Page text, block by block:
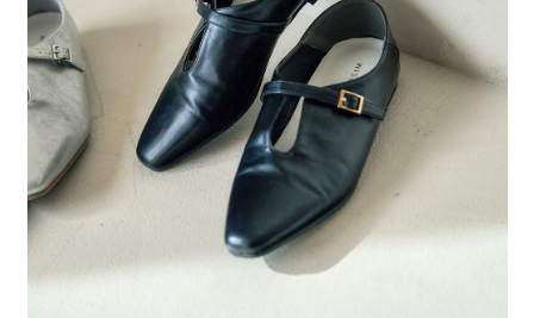
2.基於同意付款使用「大哥付你分期」之契約關係目的，商店將以您的個人
資料（包含姓名、電話或地址）提供予台灣大哥大進項蒐集、處理及利用，
由本公司與您本人進行分期帳單所需資料之確認、核對及更正。
3.完整用戶服務條款，請詳閱以下連結：https://oppay.tw/userRule
後付繳納相關費用。
※ 交易是否成功請以「AFTEE先享後付 」之結帳頁面顯示為準，若有關於
是否繳費成功／繳費後需取消欲退款等相關疑問，請聯繫「AFTEE先享後付
客戶支援中心」
https://netprotections.freshdesk.com/support/home
【注意事項】
１．透過由恩沛科技股份有限公司提供之「AFTEE先享後付」服務完成之交
易，需依本服務之必要範圍內提供個人資料，並將交易相關給付款項請求債
權轉讓予恩沛科技股份有限公司。
２．關於個人資料處理事宜，請瀏覽以下網址：https://aftee.tw/terms/#terms3
３．未成年的使用者請事先徵得法定代理人或監護人之同意方可使用
「AFTEE先享後付」，若未經同意申辦者引起之損失，本公司不負相關責
每筆NT$80，滿NT$1,500(含以上)免運費
宅配
每筆NT$80，滿NT$1,500(含以上)免運費